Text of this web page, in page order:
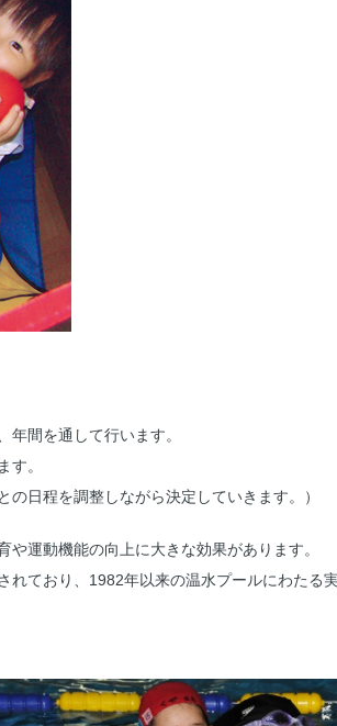
間を通して行います。
す。
日程を調整しながら決定していきます。）
運動機能の向上に大きな効果があります。
ており、1982年以来の温水プールにわたる